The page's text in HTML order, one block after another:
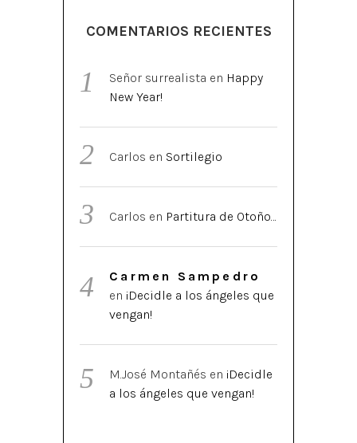
COMENTARIOS RECIENTES
Señor surrealista en Happy
New Year!
Carlos en Sortilegio
Carlos en Partitura de Otoño…
Carmen Sampedro
en ¡Decidle a los ángeles que
vengan!
M.José Montañés en ¡Decidle
a los ángeles que vengan!